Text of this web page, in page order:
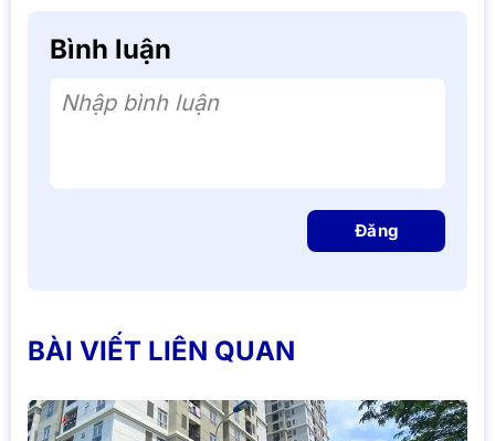
Bình luận
Nhập bình luận
Đăng
BÀI VIẾT LIÊN QUAN